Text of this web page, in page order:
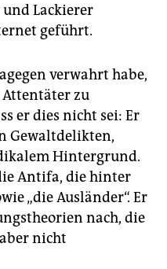
Lackierer
geführt.
verwahrt habe,
zu
er dies nicht sei: Er
Gewaltdelikten,
Hintergrund.
Antifa, die hinter
„die Ausländer“. Er
nach, die
nicht